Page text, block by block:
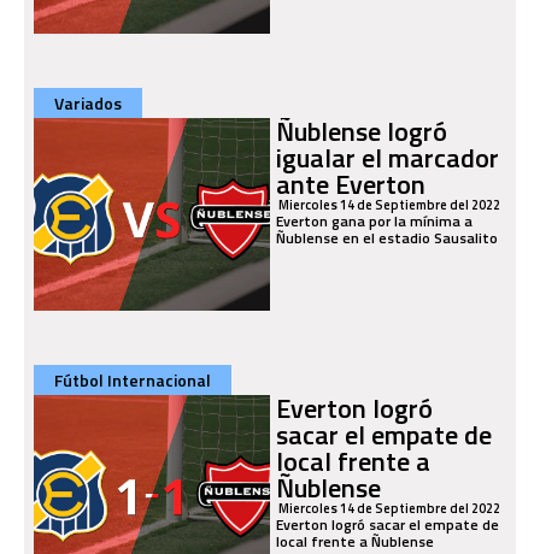
Variados
Ñublense logró
igualar el marcador
ante Everton
Miercoles 14 de Septiembre del 2022
Everton gana por la mínima a
Ñublense en el estadio Sausalito
Fútbol Internacional
Everton logró
sacar el empate de
local frente a
Ñublense
Miercoles 14 de Septiembre del 2022
Everton logró sacar el empate de
local frente a Ñublense